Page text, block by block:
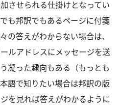
させられる仕掛けとなってい
も邦訳でもあるページに付箋
の答えがわからない場合は、
ルアドレスにメッセージを送
凝った趣向もある（もっとも
語で知りたい場合は邦訳の版
を見れば答えがわかるように